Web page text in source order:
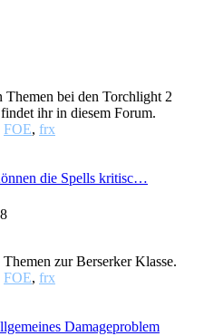
Themen bei den Torchlight 2
ihr in diesem Forum.
FOE, frx
die Spells kritisc…
zur Berserker Klasse.
FOE, frx
Damageproblem